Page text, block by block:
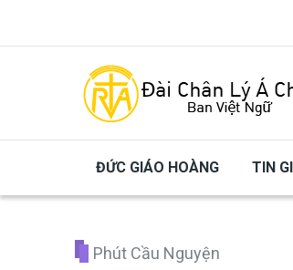
ĐỨC GIÁO HOÀNG TIN
Phút Cầu Nguyện